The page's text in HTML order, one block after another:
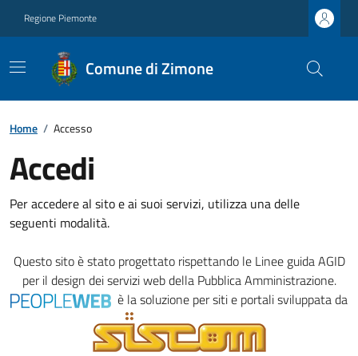
Regione Piemonte
Comune di Zimone
Home / Accesso
Accedi
Per accedere al sito e ai suoi servizi, utilizza una delle
seguenti modalità.
Questo sito è stato progettato rispettando le Linee guida AGID
per il design dei servizi web della Pubblica Amministrazione.
è la soluzione per siti e portali sviluppata da